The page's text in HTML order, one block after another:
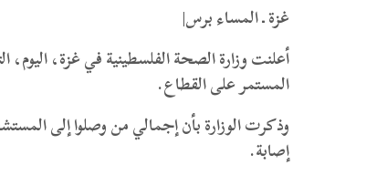
غزة ـ المساء برس|
أعلنت وزارة الصحة الفلسطينية في غزة، اليوم،
المستمر على القطاع.
إصابة.